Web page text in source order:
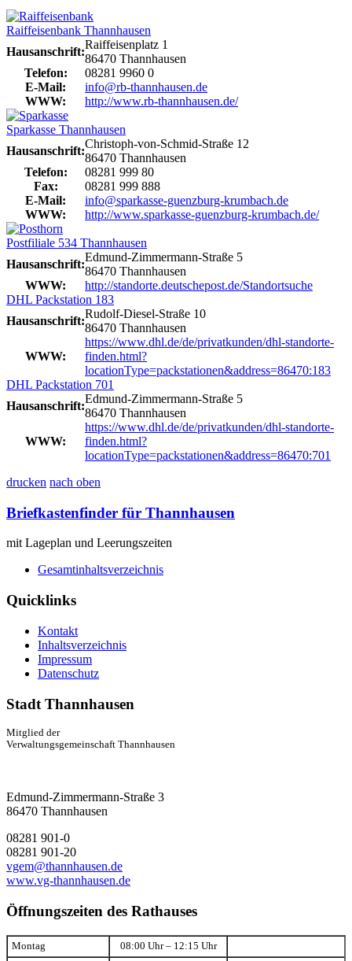
Raiffeisenbank Thannhausen
Hausanschrift:
Raiffeisenplatz 1
86470 Thannhausen
Telefon:
08281 9960 0
E-Mail:
info@rb-thannhausen.de
WWW:
http://www.rb-thannhausen.de/
Sparkasse Thannhausen
Hausanschrift:
Christoph-von-Schmid-Straße 12
86470 Thannhausen
Telefon:
08281 999 80
Fax:
08281 999 888
E-Mail:
info@sparkasse-guenzburg-krumbach.de
WWW:
http://www.sparkasse-guenzburg-krumbach.de/
Postfiliale 534 Thannhausen
Hausanschrift:
Edmund-Zimmermann-Straße 5
86470 Thannhausen
WWW:
http://standorte.deutschepost.de/Standortsuche
DHL Packstation 183
Hausanschrift:
Rudolf-Diesel-Straße 10
86470 Thannhausen
WWW:
https://www.dhl.de/de/privatkunden/dhl-standorte-
finden.html?
locationType=packstationen&address=86470:183
DHL Packstation 701
Hausanschrift:
Edmund-Zimmermann-Straße 5
86470 Thannhausen
WWW:
https://www.dhl.de/de/privatkunden/dhl-standorte-
finden.html?
locationType=packstationen&address=86470:701
drucken nach oben
Briefkastenfinder für Thannhausen
mit Lageplan und Leerungszeiten
Gesamtinhaltsverzeichnis
Quicklinks
Kontakt
Inhaltsverzeichnis
Impressum
Datenschutz
Stadt Thannhausen
Mitglied der
Verwaltungsgemeinschaft Thannhausen
Edmund-Zimmermann-Straße 3
86470 Thannhausen
08281 901-0
08281 901-20
vgem@thannhausen.de
www.vg-thannhausen.de
Öffnungszeiten des Rathauses
Montag 08:00 Uhr – 12:15 Uhr